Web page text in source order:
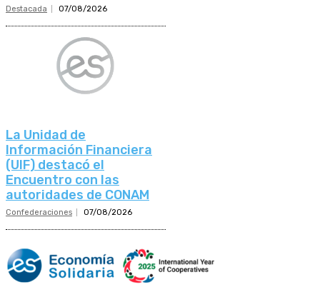
Destacada 07/08/2026
La Unidad de
Información Financiera
(UIF) destacó el
Encuentro con las
autoridades de CONAM
Confederaciones 07/08/2026